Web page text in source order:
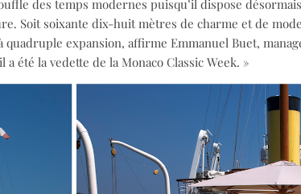
des temps modernes puisqu’il dispose
Soit soixante dix-huit mètres de charme et de
expansion, affirme Emmanuel Buet,
a été la vedette de la Monaco Classic Week. »